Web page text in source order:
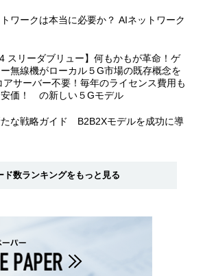
ワークは本当に必要か？ AIネットワーク
4 スリーダブリュー】何もかもが革命！ゲ
無線機がローカル５G市場の既存概念を
サーバー不要！毎年のライセンス費用も
安価！ の新しい５Gモデル
な戦略ガイド B2B2Xモデルを成功に導
ド数ランキングをもっと見る